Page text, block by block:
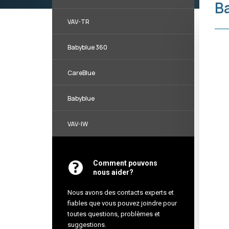
VAV-TR
Babyblue 360
CareBlue
Babyblue
VAV-IW
Comment pouvons
nous aider?
Nous avons des contacts experts et
fiables que vous pouvez joindre pour
toutes questions, problèmes et
suggestions.